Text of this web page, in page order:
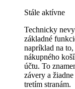
Stále aktívne
Technicky
základné
napríklad na
nákupného
účtu. To
závery a
tretím stranám.